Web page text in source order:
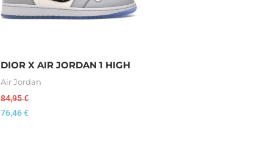
DIOR X AIR JORDAN 1 HIGH
Air Jordan
84,95€
76,46€